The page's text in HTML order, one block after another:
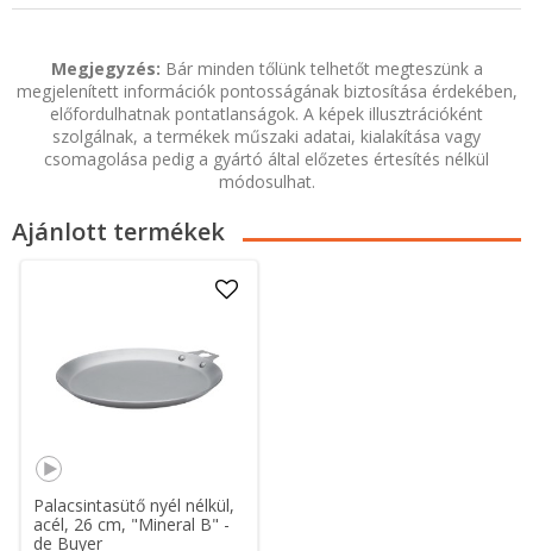
Megjegyzés: Bár minden tőlünk telhetőt megteszünk a
megjelenített információk pontosságának biztosítása érdekében,
előfordulhatnak pontatlanságok. A képek illusztrációként
szolgálnak, a termékek műszaki adatai, kialakítása vagy
csomagolása pedig a gyártó által előzetes értesítés nélkül
módosulhat.
Ajánlott termékek
Palacsintasütő nyél nélkül,
acél, 26 cm, "Mineral B" -
de Buyer